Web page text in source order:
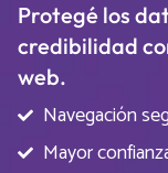
Protegé los
credibilidad
web.
Navegación
Mayor